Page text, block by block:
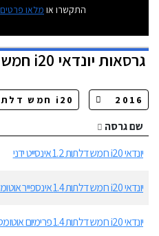
התקשרו או מלאו פרטים
גרסאותיונדאי i20 חמש דלתות
שם גרסה
יונדאי i20 חמש דלתות 1.2 אינסייט ידני
יונדאי i20 חמש דלתות 1.4 אינספייר אוטומט
יונדאי i20 חמש דלתות 1.4 פרימיום אוטומט